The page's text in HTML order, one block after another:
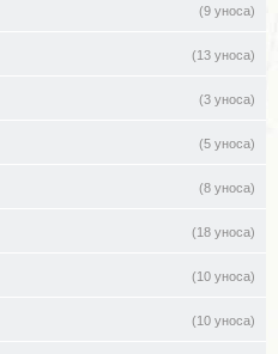
(9 уноса)
(13 уноса)
(3 уноса)
(5 уноса)
(8 уноса)
(18 уноса)
(10 уноса)
(10 уноса)